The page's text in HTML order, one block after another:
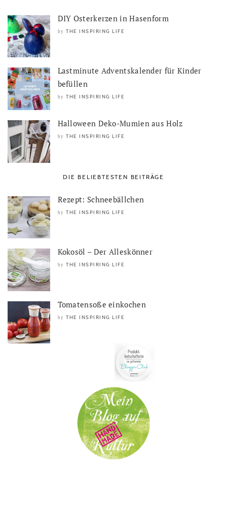
DIY Osterkerzen in Hasenform
by THE INSPIRING LIFE
Lastminute Adventskalender für Kinder
befüllen
by THE INSPIRING LIFE
Halloween Deko-Mumien aus Holz
by THE INSPIRING LIFE
DIE BELIEBTESTEN BEITRÄGE
Rezept: Schneebällchen
by THE INSPIRING LIFE
Kokosöl – Der Alleskönner
by THE INSPIRING LIFE
Tomatensoße einkochen
by THE INSPIRING LIFE